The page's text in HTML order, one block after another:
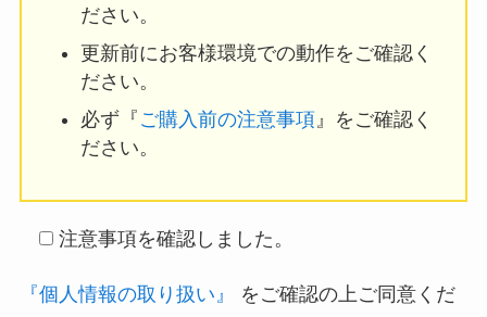
ださい。
更新前にお客様環境での動作をご確認く
ださい。
必ず『 ご購入前の注意事項』をご確認く
ださい。
注意事項を確認しました。
『個人情報の取り扱い』
をご確認の上ご同意くだ